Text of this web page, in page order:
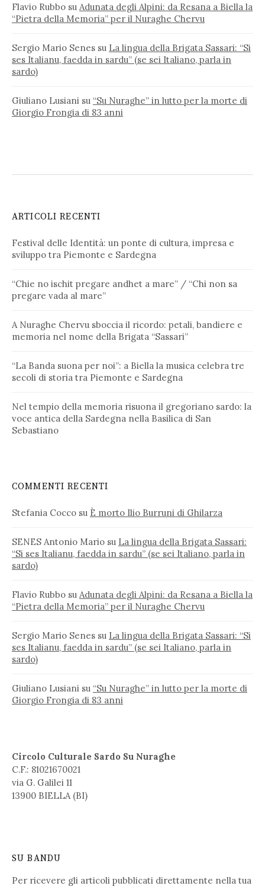
Flavio Rubbo su Adunata degli Alpini: da Resana a Biella la
“Pietra della Memoria” per il Nuraghe Chervu
Sergio Mario Senes su La lingua della Brigata Sassari: “Si
ses Italianu, faedda in sardu” (se sei Italiano, parla in
sardo)
Giuliano Lusiani su “Su Nuraghe” in lutto per la morte di
Giorgio Frongia di 83 anni
ARTICOLI RECENTI
Festival delle Identità: un ponte di cultura, impresa e
sviluppo tra Piemonte e Sardegna
“Chie no ischit pregare andhet a mare” / “Chi non sa
pregare vada al mare”
A Nuraghe Chervu sboccia il ricordo: petali, bandiere e
memoria nel nome della Brigata “Sassari”
“La Banda suona per noi”: a Biella la musica celebra tre
secoli di storia tra Piemonte e Sardegna
Nel tempio della memoria risuona il gregoriano sardo: la
voce antica della Sardegna nella Basilica di San
Sebastiano
COMMENTI RECENTI
Stefania Cocco su È morto Ilio Burruni di Ghilarza
SENES Antonio Mario su La lingua della Brigata Sassari:
“Si ses Italianu, faedda in sardu” (se sei Italiano, parla in
sardo)
Flavio Rubbo su Adunata degli Alpini: da Resana a Biella la
“Pietra della Memoria” per il Nuraghe Chervu
Sergio Mario Senes su La lingua della Brigata Sassari: “Si
ses Italianu, faedda in sardu” (se sei Italiano, parla in
sardo)
Giuliano Lusiani su “Su Nuraghe” in lutto per la morte di
Giorgio Frongia di 83 anni
Circolo Culturale Sardo Su Nuraghe
C.F.: 81021670021
via G. Galilei 11
13900 BIELLA (BI)
SU BANDU
Per ricevere gli articoli pubblicati direttamente nella tua